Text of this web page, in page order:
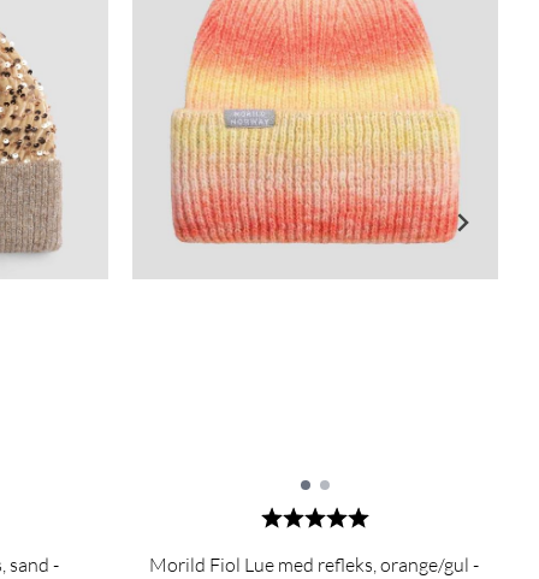
sand -
Karakter:
Morild Fiol Lue med refleks, orange/gul -